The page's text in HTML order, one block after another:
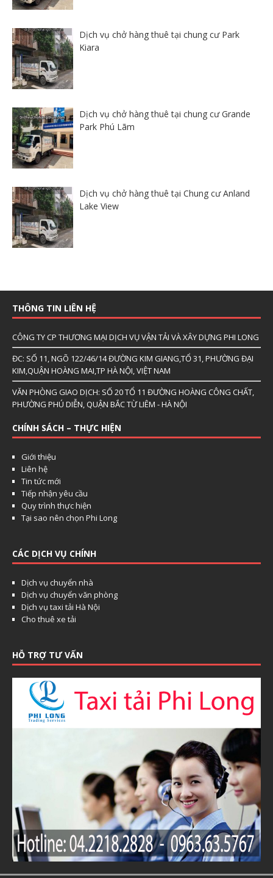
Dịch vụ chở hàng thuê tại chung cư Park
Kiara
Dịch vụ chở hàng thuê tại chung cư Grande
Park Phú Lãm
Dịch vụ chở hàng thuê tại Chung cư Anland
Lake View
THÔNG TIN LIÊN HỆ
CÔNG TY CP THƯƠNG MẠI DỊCH VỤ VẬN TẢI VÀ XÂY DỰNG PHI LONG
ĐC: SỐ 11, NGÕ 122/46/14 ĐƯỜNG KIM GIANG,TỔ 31, PHƯỜNG ĐẠI
KIM,QUẬN HOÀNG MAI,TP HÀ NỘI, VIỆT NAM
VĂN PHÒNG GIAO DỊCH: SỐ 20 TỔ 11 ĐƯỜNG HOÀNG CÔNG CHẤT,
PHƯỜNG PHÚ DIỄN, QUẬN BẮC TỪ LIÊM - HÀ NỘI
CHÍNH SÁCH – THỰC HIỆN
Giới thiệu
Liên hệ
Tin tức mới
Tiếp nhận yêu cầu
Quy trình thực hiện
Tại sao nên chọn Phi Long
CÁC DỊCH VỤ CHÍNH
Dịch vụ chuyển nhà
Dịch vụ chuyển văn phòng
Dịch vụ taxi tải Hà Nội
Cho thuê xe tải
HỖ TRỢ TƯ VẤN